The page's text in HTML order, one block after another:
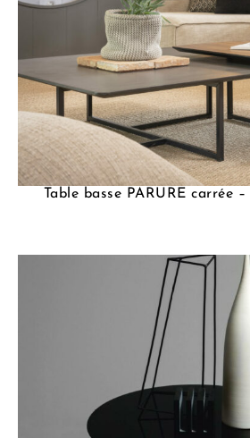
Table basse PARURE carrée